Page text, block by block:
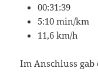
00:31:39
5:10 min/km
11,6 km/h
Im Anschluss gab